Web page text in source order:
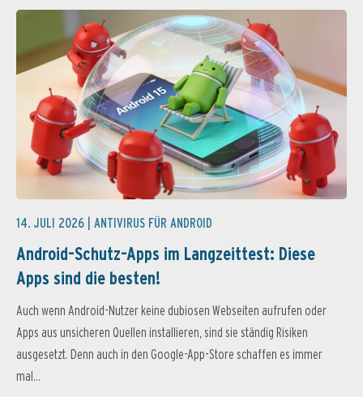
14. JULI 2026 | ANTIVIRUS FÜR ANDROID
Android-Schutz-Apps im Langzeittest: Diese
Apps sind die besten!
Auch wenn Android-Nutzer keine dubiosen Webseiten aufrufen oder
Apps aus unsicheren Quellen installieren, sind sie ständig Risiken
ausgesetzt. Denn auch in den Google-App-Store schaffen es immer
mal...